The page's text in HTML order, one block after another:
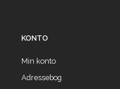
KONTO
Min konto
Adressebog